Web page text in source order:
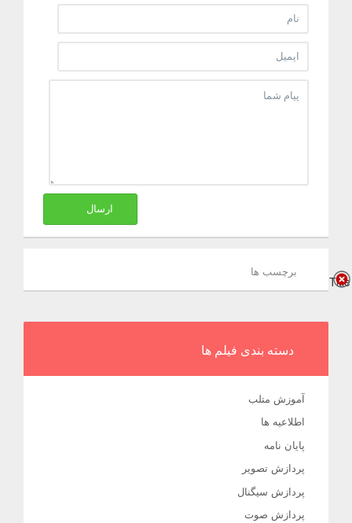
ارسال
برچسب ها
دسته بندی فیلم ها
آموزش متلب
اطلاعیه ها
پایان نامه
پردازش تصویر
پردازش سیگنال
پردازش صوت
Title